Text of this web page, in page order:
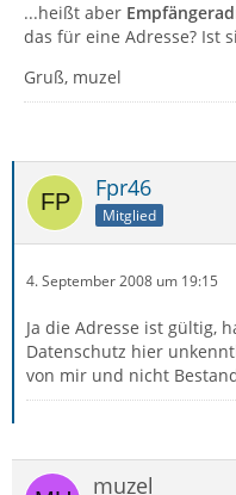
...heißt aber
das für eine Adresse? Ist
Gruß, muzel
Fpr46
Mitglied
4. September 2008 um 19:15
Ja die Adresse ist gültig,
Datenschutz hier
von mir und nicht
muzel